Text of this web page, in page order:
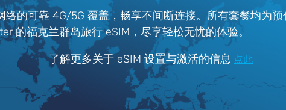
的可靠 4G/5G 覆盖，畅享不间断连接。所有套餐均为
的福克兰群岛旅行 eSIM，尽享轻松无忧的体验。
了解更多关于 eSIM 设置与激活的信息 点此